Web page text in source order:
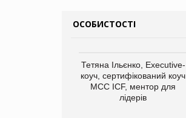
ОСОБИСТОСТІ
Тетяна Ільєнко, Executive-
коуч, сертифікований коуч
МСС ICF, ментор для
лідерів